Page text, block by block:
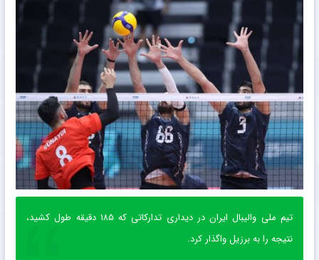
تیم ملی والیبال ایران در دیداری تدارکاتی که ۱۸۵ دقیقه طول کشید،
نتیجه را به برزیل واگذار کرد.